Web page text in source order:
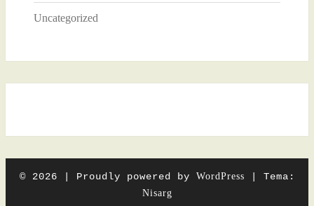
Uncategorized
© 2026 Proudly powered by WordPress Tema:
Nisarg